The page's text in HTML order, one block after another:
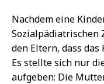
Nachdem eine
Sozialpädiatrischen
den Eltern, dass
Es stellte sich nur
aufgeben: Die